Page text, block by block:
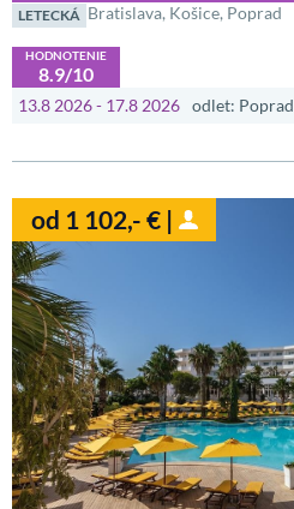
LETECKÁ Bratislava, Košice, Poprad
HODNOTENIE
8.9/10
13.8 2026 - 17.8 2026 odlet: Poprad
od 1 102,- € |